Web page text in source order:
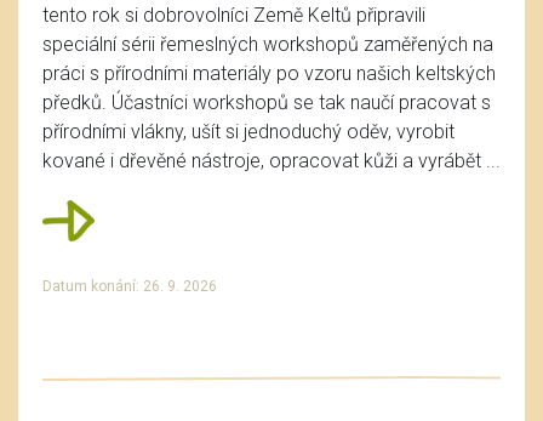
tento rok si dobrovolníci Země Keltů připravili
speciální sérii řemeslných workshopů zaměřených na
práci s přírodními materiály po vzoru našich keltských
předků. Účastníci workshopů se tak naučí pracovat s
přírodními vlákny, ušít si jednoduchý oděv, vyrobit
kované i dřevěné nástroje, opracovat kůži a vyrábět ...
Datum konání: 26. 9. 2026